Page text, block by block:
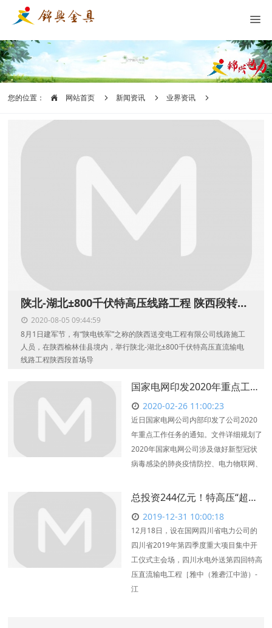
您的位置： 网站首页 新闻资讯 业界资讯
陕北-湖北±800千伏特高压线路工程 陕西段转序进入架线阶段
2020-08-05 09:44:59
8月1日建军节，有“陕电铁军”之称的陕西送变电工程有限公司线路施工
人员，在陕西榆林佳县境内，举行陕北-湖北±800千伏特高压直流输电
线路工程陕西段首场导
国家电网印发2020年重点工作任务：全面改革的十大类31项具体工作内容
2020-02-26 11:00:23
近日国家电网公司内部印发了公司2020
年重点工作任务的通知。文件详细规划了
2020年国家电网公司涉及做好新型冠状
病毒感染的肺炎疫情防控、电力物联网、
总投资244亿元！特高压“超级工程”开工
2019-12-31 10:00:18
12月18日，设在国网四川省电力公司的
四川省2019年第四季度重大项目集中开
工仪式主会场，四川水电外送第四回特高
压直流输电工程［雅中（雅砻江中游）-
江